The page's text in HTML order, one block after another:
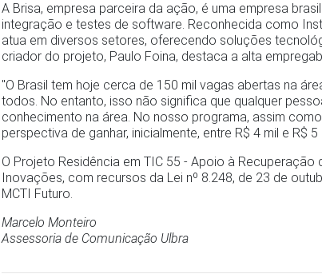
A Brisa, empresa parceira da ação, é uma empresa
integração e testes de software. Reconhecida como
atua em diversos setores, oferecendo soluções
criador do projeto, Paulo Foina, destaca a alta
"O Brasil tem hoje cerca de 150 mil vagas abertas na
todos. No entanto, isso não significa que qualquer
conhecimento na área. No nosso programa, assim
perspectiva de ganhar, inicialmente, entre R$ 4 mil e R$ 5
O Projeto Residência em TIC 55 - Apoio à
Inovações, com recursos da Lei nº 8.248, de 23 de
MCTI Futuro.
Marcelo Monteiro
Assessoria de Comunicação Ulbra